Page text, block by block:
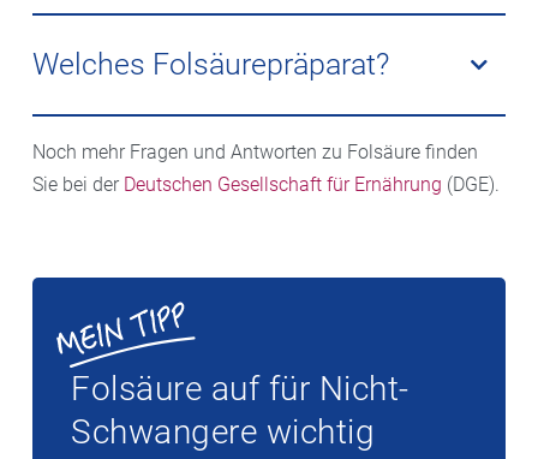
schwangeren Frauen wird in bestimmten Fällen vom
Frauenarzt sogar die 10-fache Menge zur Einnahme
Nehmen Sie die Folsäure-Tabletten auf nüchternen
Magen ein. Dadurch kann der Körper sie zu fast 100
Prozent verwerten. Wichtig: ausreichend dazu trinken!
Welches Folsäurepräparat?
Manche Frauen leiden auch an einem speziellen
Enzymdefekt, der verhindert, dass die aufgenommene
Folsäure im Körper in die aktive Form, das
kann. Da keine Frau wissen kann, ob sie diesen Defekt
hat, sollte sie vorsorglich darauf achten, dass Sie
Methylfolat einnimmt. Entsprechende Präparate
erhalten Sie in Ihrer Apotheke.
Noch mehr Fragen und Antworten zu Folsäure finden
Sie bei der Deutschen Gesellschaft für Ernährung (DGE).
Folsäure auf für Nicht-
Schwangere wichtig